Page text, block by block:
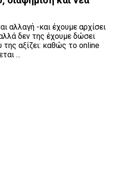
αλλαγή -και έχουμε αρχίσει
δεν της έχουμε δώσει
αξίζει: καθώς το online
...